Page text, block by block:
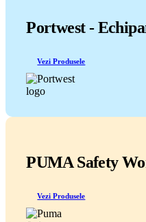
Portwest -
Vezi Produsele
PUMA Safety
Vezi Produsele